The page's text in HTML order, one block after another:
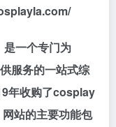
一个专门为
服务的一站式综
年收购了cosplay
站的主要功能包